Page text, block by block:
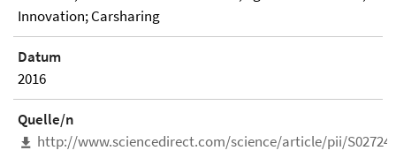
Innovation; Carsharing
Datum
2016
Quelle/n
http://www.sciencedirect.com/science/article/pii/